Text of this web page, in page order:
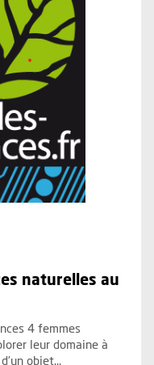
naturelles au
4 femmes
leur domaine à
objet...